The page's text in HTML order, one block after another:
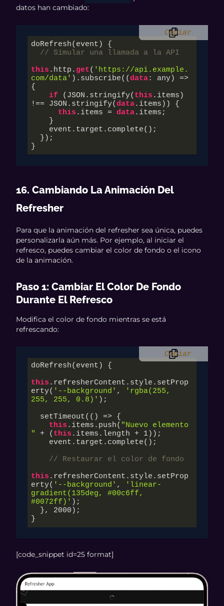
datos han cambiado:
Copiar
doRefresh(event) {
// Simular una llamada a la API
this .http. get( 'https://api.example.
com/data' ).subscribe((data: any) =>
{
if (JSON.stringify( this .items)
!== JSON.stringify(data.items)) {
this .items = data.items;
}
16. Cambiando La Animación Del
Refresher
Para que la animación del refresher sea única, puedes
personalizarla aún más. Por ejemplo, al iniciar el
refresco, puedes cambiar el color de fondo o el icono
de la animación.
Paso 1: Cambiar El Color De Fondo
Durante El Refresco
Modifica el color de fondo mientras se está
refrescando:
Copiar
doRefresh(event) {
this .refresherContent.style.setProp
erty( '--background' ,
'rgba(255,
255, 255, 0.8)' );
this .items.push( "Nuevo elemento
"
+ ( this .items.length + 1));
// Restaurar el color de fondo
this .refresherContent.style.setProp
erty( '--background' ,
'linear-
gradient(135deg, #00c6ff,
#0072ff)' );
  },
2000 );
}
[code_snippet id=25 format]